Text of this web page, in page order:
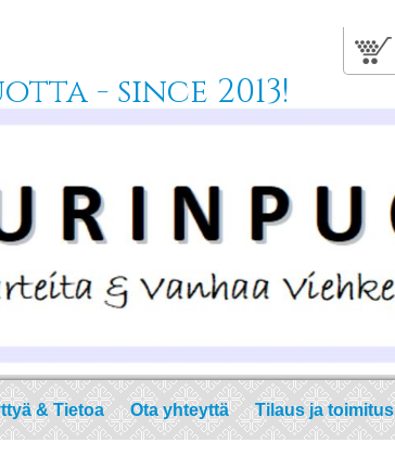
- since 2013!
& Tietoa Ota yhteyttä Tilaus ja toimitus